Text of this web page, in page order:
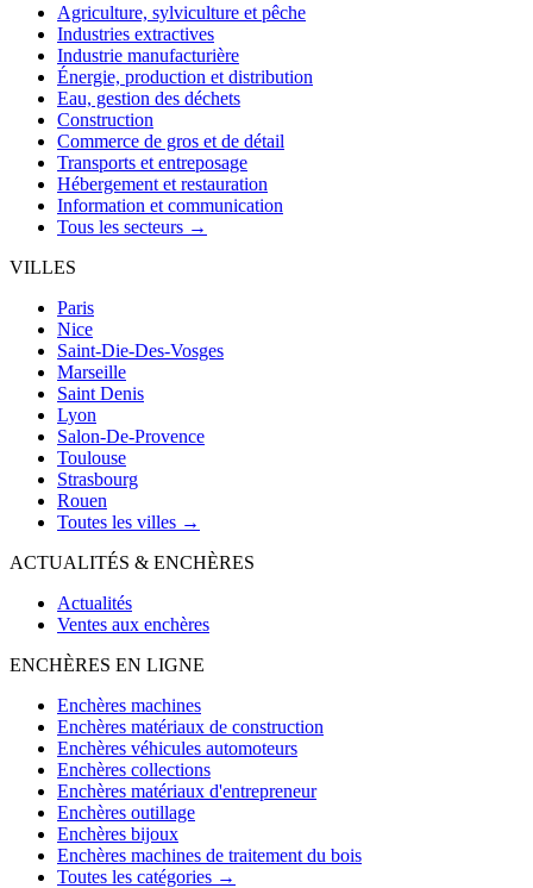
Agriculture, sylviculture et pêche
Industries extractives
Industrie manufacturière
Énergie, production et distribution
Eau, gestion des déchets
Construction
Commerce de gros et de détail
Transports et entreposage
Hébergement et restauration
Information et communication
Tous les secteurs →
VILLES
Paris
Nice
Saint-Die-Des-Vosges
Marseille
Saint Denis
Lyon
Salon-De-Provence
Toulouse
Strasbourg
Rouen
Toutes les villes →
ACTUALITÉS & ENCHÈRES
Actualités
Ventes aux enchères
ENCHÈRES EN LIGNE
Enchères machines
Enchères matériaux de construction
Enchères véhicules automoteurs
Enchères collections
Enchères matériaux d'entrepreneur
Enchères outillage
Enchères bijoux
Enchères machines de traitement du bois
Toutes les catégories →